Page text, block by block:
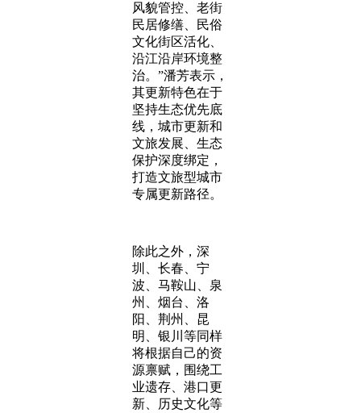
风貌管控、老街
民居修缮、民俗
文化街区活化、
沿江沿岸环境整
治。”潘芳表示，
其更新特色在于
坚持生态优先底
线，城市更新和
文旅发展、生态
保护深度绑定，
打造文旅型城市
专属更新路径。
除此之外，深
圳、长春、宁
波、马鞍山、泉
州、烟台、洛
阳、荆州、昆
明、银川等同样
将根据自己的资
源禀赋，围绕工
业遗存、港口更
新、历史文化等